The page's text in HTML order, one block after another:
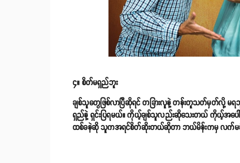
၄။ စိတ်မရှည်ဘူး
ချစ်သူတွေဖြစ်လာပြီဆိုရင် တခြားလူနဲ့ တန်းတူသတ်မှတ်လို့ မရ
ရှည်နဲ့ ရှင်းပြရမယ်။ ကိုယ့်ချစ်သူလည်းဆိုသေးတယ် ကိုယ့်အပေါ်
ထစ်ခနဲဆို သူကအရင်စိတ်ဆိုးတယ်ဆိုတာ ဘယ်မိန်းကမှ လက်မ